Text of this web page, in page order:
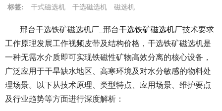
标签: 干式磁选机 干选磁选机 磁选机
邢台干选铁矿磁选机厂_邢台干选铁矿磁选机厂技术要求
工作原理发展工作视频皮带及结构价格，干选铁矿磁选机是
一种无需水介质即可实现铁磁性矿物高效分离的核心设备，
广泛应用于干旱缺水地区、高寒环境及对水分敏感的物料处
理场景。以下从技术原理、类型特点、应用场景、维护要点
及行业趋势等方面进行深度解析：